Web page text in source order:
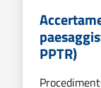
PPTR)